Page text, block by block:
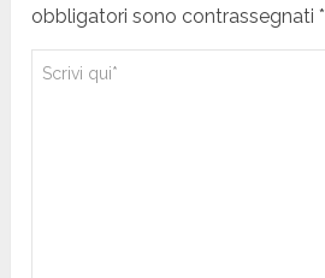
obbligatori sono contrassegnati *